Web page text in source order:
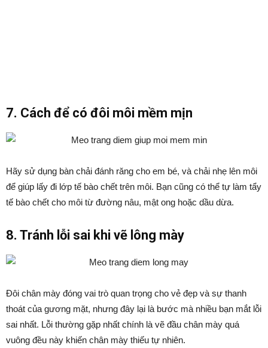
7. Cách để có đôi môi mềm mịn
Hãy sử dụng bàn chải đánh răng cho em bé, và chải nhẹ lên môi
để giúp lấy đi lớp tế bào chết trên môi. Bạn cũng có thể tự làm tẩy
tế bào chết cho môi từ đường nâu, mật ong hoặc dầu dừa.
8. Tránh lỗi sai khi vẽ lông mày
Đôi chân mày đóng vai trò quan trọng cho vẻ đẹp và sự thanh
thoát của gương mặt, nhưng đây lại là bước mà nhiều bạn mắt lỗi
sai nhất. Lỗi thường gặp nhất chính là vẽ đầu chân mày quá
vuông đều này khiến chân mày thiếu tự nhiên.